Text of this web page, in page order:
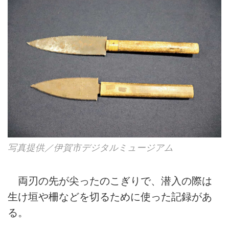
写真提供／伊賀市デジタルミュージアム
両刃の先が尖ったのこぎりで、潜入の際は
生け垣や柵などを切るために使った記録があ
る。